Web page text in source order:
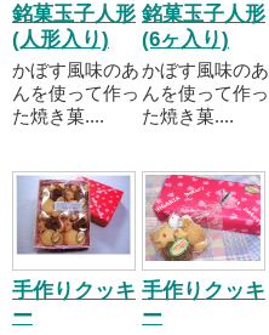
銘菓玉子人形
(人形入り)
かぼす風味のあ
んを使って作っ
た焼き菓....
銘菓玉子人形
(6ヶ入り)
かぼす風味のあ
んを使って作っ
た焼き菓....
手作りクッキ
ー
手作りクッキ
ー